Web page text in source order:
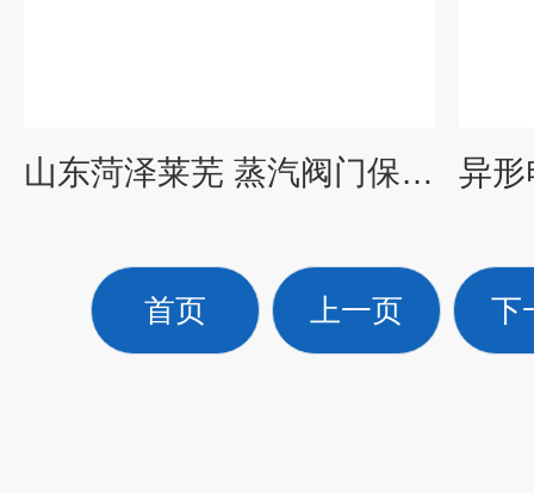
山东菏泽莱芜 蒸汽阀门保温棉 截止阀 法兰耐高温保温套
首页 上一页 下